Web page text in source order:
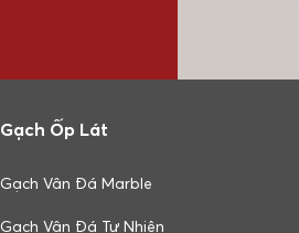
Gạch Ốp Lát
Gạch Vân Đá Marble
Gạch Vân Đá Tự Nhiên